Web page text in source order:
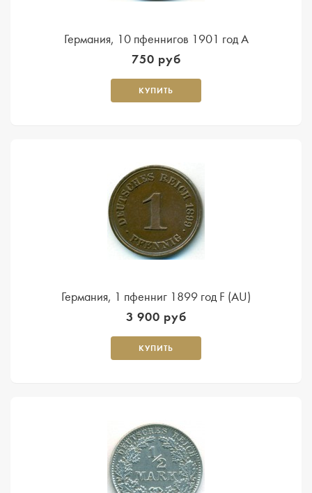
Германия, 10 пфеннигов 1901 год A
750 руб
КУПИТЬ
Германия, 1 пфенниг 1899 год F (AU)
3 900 руб
КУПИТЬ